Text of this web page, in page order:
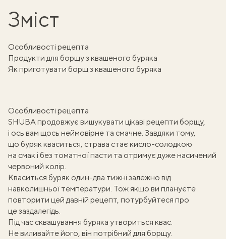
Зміст
Особливості рецепта
Продукти для борщу з квашеного буряка
Як приготувати борщ з квашеного буряка
Особливості рецепта
SHUBA продовжує вишукувати цікаві рецепти борщу,
і ось вам щось неймовірне та смачне. Завдяки тому,
що буряк кваситься, страва стає кисло-солодкою
на смак і без томатної пасти та отримує дуже насичений
червоний колір.
Кваситься буряк один-два тижні залежно від
навколишньої температури. Тож якщо ви плануєте
повторити цей давній рецепт, потурбуйтеся про
це заздалегідь.
Під час сквашування буряка утвориться квас.
Не виливайте його, він потрібний для борщу.